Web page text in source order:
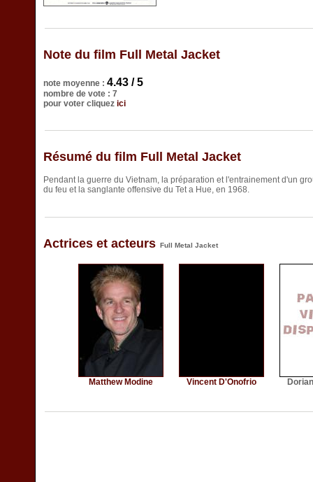
Note du film Full Metal Jacket
note moyenne : 4.43 / 5
nombre de vote : 7
pour voter cliquez ici
Résumé du film Full Metal Jacket
Pendant la guerre du Vietnam, la préparation et l'entrainement d'un
du feu et la sanglante offensive du Tet a Hue, en 1968.
Actrices et acteurs Full Metal Jacket
Matthew Modine Vincent D'Onofrio